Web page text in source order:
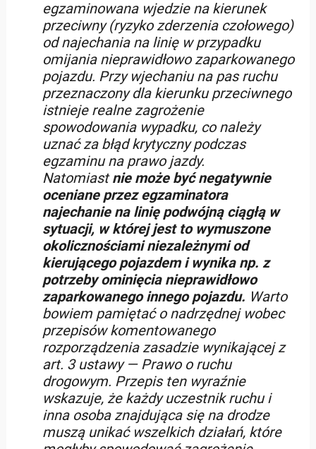
egzaminowana wjedzie na kierunek
przeciwny (ryzyko zderzenia czołowego)
od najechania na linię w przypadku
omijania nieprawidłowo zaparkowanego
pojazdu. Przy wjechaniu na pas ruchu
przeznaczony dla kierunku przeciwnego
istnieje realne zagrożenie
spowodowania wypadku, co należy
uznać za błąd krytyczny podczas
egzaminu na prawo jazdy.
Natomiastnie może być negatywnie
oceniane przez egzaminatora
najechanie na linię podwójną ciągłą w
sytuacji, w której jest to wymuszone
okolicznościami niezależnymi od
kierującego pojazdem i wynika np. z
potrzeby ominięcia nieprawidłowo
zaparkowanego innego pojazdu. Warto
bowiem pamiętać o nadrzędnej wobec
przepisów komentowanego
rozporządzenia zasadzie wynikającej z
art. 3 ustawy — Prawo o ruchu
drogowym. Przepis ten wyraźnie
wskazuje, że każdy uczestnik ruchu i
inna osoba znajdująca się na drodze
muszą unikać wszelkich działań, które